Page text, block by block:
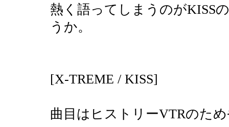
熱く語ってしまうのがKISS
うか。
[X-TREME / KISS]
曲目はヒストリーVTRのた